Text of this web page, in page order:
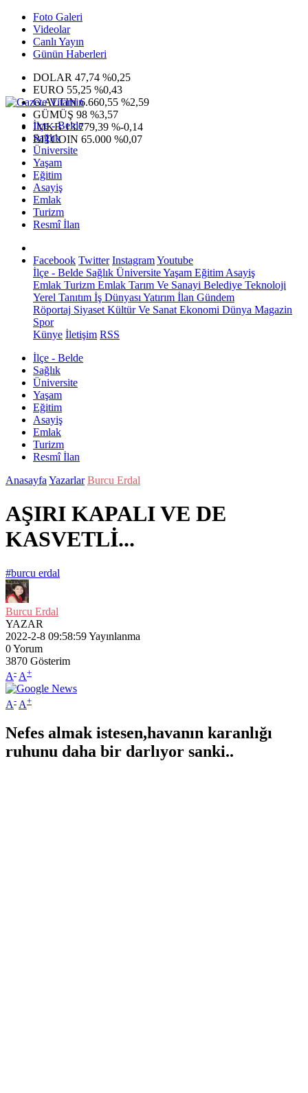
Foto Galeri
Videolar
Canlı Yayın
Günün Haberleri
DOLAR 47,74 %0,25
EURO 55,25 %0,43
G.ALTIN6.660,55 %2,59
GÜMÜŞ 98 %3,57
IMKB13.779,39 %-0,14
BITCOIN 65.000 %0,07
İlçe - Belde
Sağlık
Üniversite
Yaşam
Eğitim
Asayiş
Emlak
Turizm
Resmî İlan
Facebook Twitter InstagramYoutube
İlçe - Belde Sağlık ÜniversiteYaşam Eğitim Asayiş
Emlak Turizm Emlak Tarım Ve Sanayi Belediye Teknoloji
Yerel Tanıtım İş Dünyası Yatırım İlan Gündem
Röportaj Siyaset Kültür Ve Sanat Ekonomi Dünya Magazin
Spor
Künye İletişim RSS
İlçe - Belde
Sağlık
Üniversite
Yaşam
Eğitim
Asayiş
Emlak
Turizm
Resmî İlan
Anasayfa Yazarlar Burcu Erdal
AŞIRI KAPALI VE DE
KASVETLİ...
#burcu erdal
Burcu Erdal
YAZAR
2022-2-8 09:58:59Yayınlanma
0Yorum
3870 Gösterim
A- A+
A- A+
Nefes almak istesen,havanın karanlığı
ruhunu daha bir darlıyor sanki..